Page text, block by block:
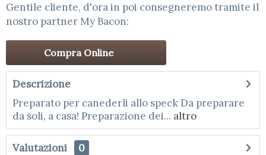
Gentile cliente, d'ora in poi consegneremo tramite il
nostro partner My Bacon:
Compra Online
Descrizione
Preparato per canederli allo speck Da preparare
da soli, a casa! Preparazione dei... altro
Valutazioni
0